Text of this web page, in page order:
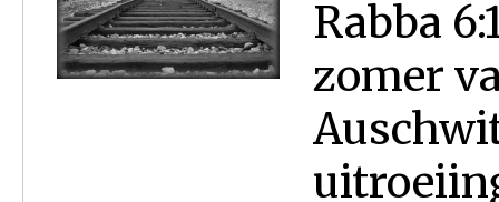
Rabba
zomer